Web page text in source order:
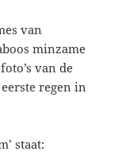
van
minzame
van de
regen in
staat: